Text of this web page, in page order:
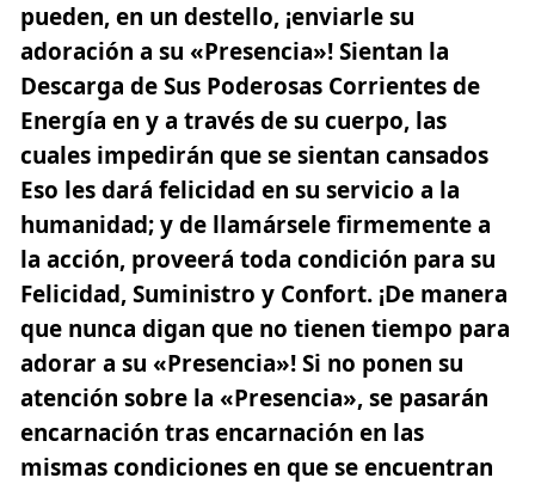
pueden, en un destello, ¡enviarle su
adoración a su «Presencia»! Sientan la
Descarga de Sus Poderosas Corrientes de
Energía en y a través de su cuerpo, las
cuales impedirán que se sientan cansados
Eso les dará felicidad en su servicio a la
humanidad; y de llamársele firmemente a
la acción, proveerá toda condición para su
Felicidad, Suministro y Confort. ¡De manera
que nunca digan que no tienen tiempo para
adorar a su «Presencia»!Si no ponen su
atención sobre la «Presencia», se pasarán
encarnación tras encarnación en las
mismas condiciones en que se encuentran